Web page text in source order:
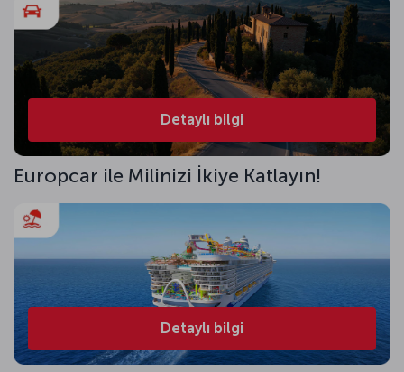
Detaylı bilgi
Europcar ile Milinizi İkiye Katlayın!
Detaylı bilgi